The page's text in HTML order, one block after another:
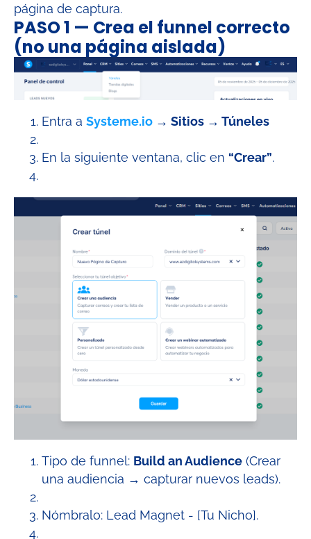
página de captura.
PASO 1 — Crea el funnel correcto
(no una página aislada)
Entra a Systeme.io → Sitios → Túneles
En la siguiente ventana, clic en “Crear”.
Tipo de funnel: Build an Audience (Crear
una audiencia → capturar nuevos leads).
Nómbralo: Lead Magnet - [Tu Nicho].